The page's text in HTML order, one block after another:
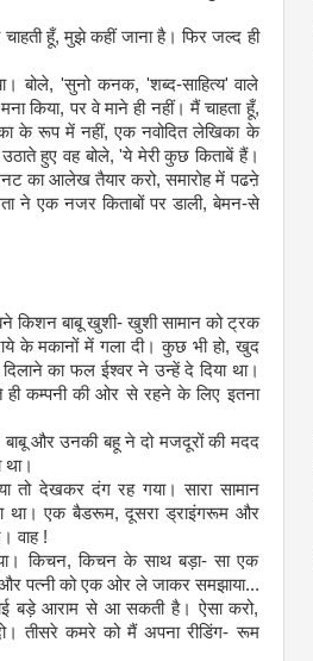
हूँ, मुझे कहीं जाना है। फिर जल्द ही
बोले, 'सुनो कनक, 'शब्द-साहित्य' वाले
किया, पर वे माने ही नहीं। मैं चाहता हूँ,
के रूप में नहीं, एक नवोदित लेखिका के
हुए वह बोले, 'ये मेरी कुछ किताबें हैं।
का आलेख तैयार करो, समारोह में पढऩे
ने एक नजर किताबों पर डाली, बेमन-से
किशन बाबू खुशी- खुशी सामान को ट्रक
के मकानों में गला दी। कुछ भी हो, खुद
का फल ईश्वर ने उन्हें दे दिया था।
कम्पनी की ओर से रहने के लिए इतना
और उनकी बहू ने दो मजदूरों की मदद
था।
तो देखकर दंग रह गया। सारा सामान
था। एक बैडरूम, दूसरा ड्राइंगरूम और
वाह !
किचन, किचन के साथ बड़ा- सा एक
पत्नी को एक ओर ले जाकर समझाया...
बड़े आराम से आ सकती है। ऐसा करो,
तीसरे कमरे को मैं अपना रीडिंग- रूम